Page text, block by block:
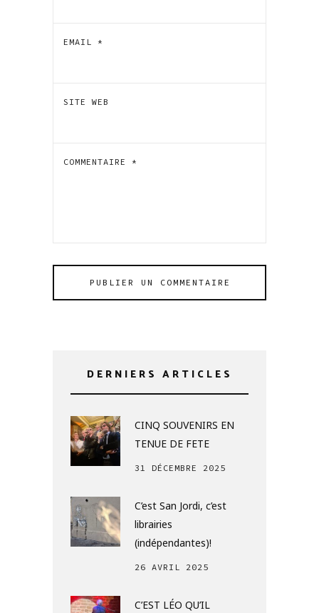
EMAIL *
SITE WEB
COMMENTAIRE *
DERNIERS ARTICLES
CINQ SOUVENIRS EN
TENUE DE FETE
31 DÉCEMBRE 2025
C’est San Jordi, c’est
librairies
(indépendantes)!
26 AVRIL 2025
C’EST LÉO QU’IL